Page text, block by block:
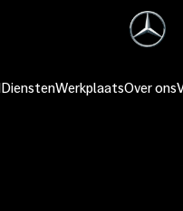
DienstenWerkplaatsOver ons